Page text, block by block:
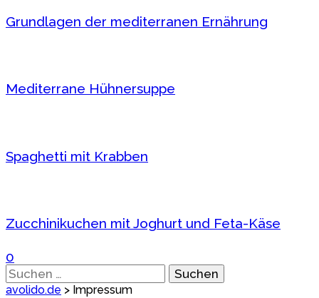
Grundlagen der mediterranen Ernährung
Mediterrane Hühnersuppe
Spaghetti mit Krabben
Zucchinikuchen mit Joghurt und Feta-Käse
0
Suchen
nach:
avolido.de > Impressum